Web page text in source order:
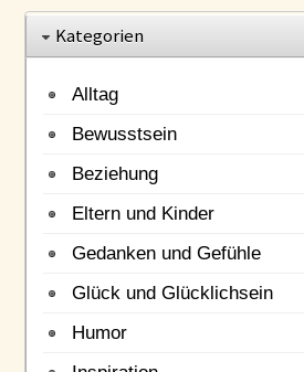
Kategorien
Alltag
Bewusstsein
Beziehung
Eltern und Kinder
Gedanken und Gefühle
Glück und Glücklichsein
Humor